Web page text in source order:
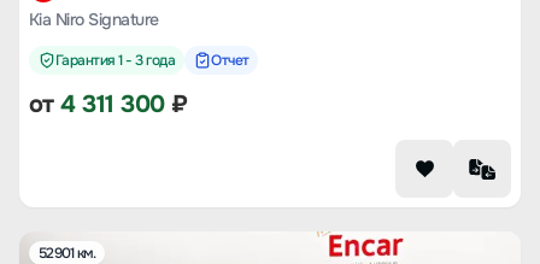
Kia Niro Signature
Гарантия 1 - 3 года Отчет
от4 311 300₽
52901 км.